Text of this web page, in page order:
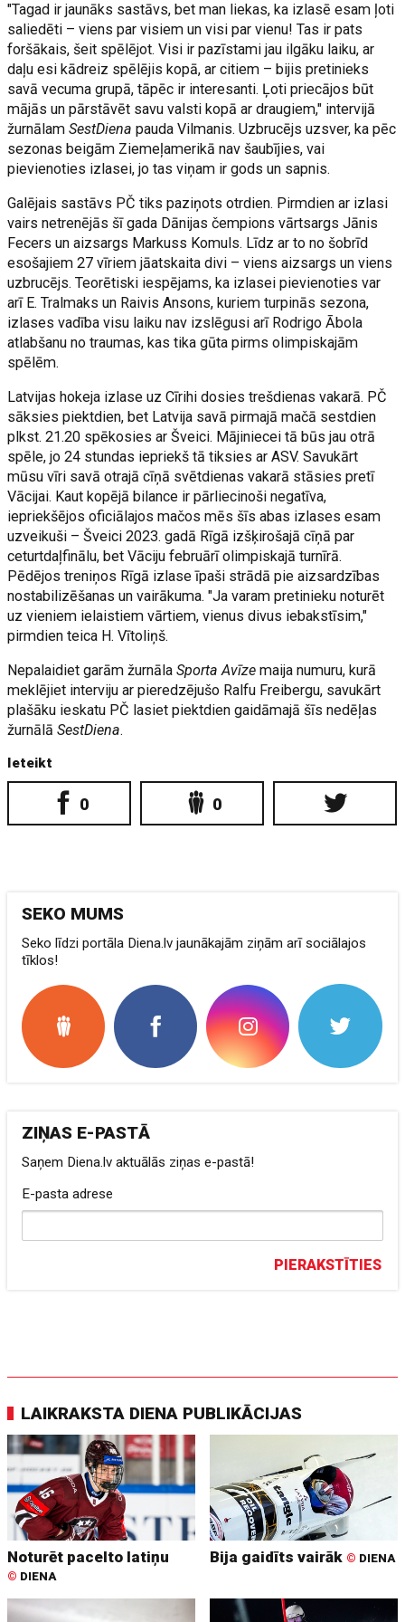
"Tagad ir jaunāks sastāvs, bet man liekas, ka izlasē esam ļoti
saliedēti – viens par visiem un visi par vienu! Tas ir pats
foršākais, šeit spēlējot. Visi ir pazīstami jau ilgāku laiku, ar
daļu esi kādreiz spēlējis kopā, ar citiem – bijis pretinieks
savā vecuma grupā, tāpēc ir interesanti. Ļoti priecājos būt
mājās un pārstāvēt savu valsti kopā ar draugiem," intervijā
žurnālamSestDienapauda Vilmanis. Uzbrucējs uzsver, ka pēc
sezonas beigām Ziemeļamerikā nav šaubījies, vai
pievienoties izlasei, jo tas viņam ir gods un sapnis.
Galējais sastāvs PČ tiks paziņots otrdien. Pirmdien ar izlasi
vairs netrenējās šī gada Dānijas čempions vārtsargs Jānis
Fecers un aizsargs Markuss Komuls. Līdz ar to no šobrīd
esošajiem 27 vīriem jāatskaita divi – viens aizsargs un viens
uzbrucējs. Teorētiski iespējams, ka izlasei pievienoties var
arī E. Tralmaks un Raivis Ansons, kuriem turpinās sezona,
izlases vadība visu laiku nav izslēgusi arī Rodrigo Ābola
atlabšanu no traumas, kas tika gūta pirms olimpiskajām
spēlēm.
Latvijas hokeja izlase uz Cīrihi dosies trešdienas vakarā. PČ
sāksies piektdien, bet Latvija savā pirmajā mačā sestdien
plkst. 21.20 spēkosies ar Šveici. Mājiniecei tā būs jau otrā
spēle, jo 24 stundas iepriekš tā tiksies ar ASV. Savukārt
mūsu vīri savā otrajā cīņā svētdienas vakarā stāsies pretī
Vācijai. Kaut kopējā bilance ir pārliecinoši negatīva,
iepriekšējos oficiālajos mačos mēs šīs abas izlases esam
uzveikuši – Šveici 2023. gadā Rīgā izšķirošajā cīņā par
ceturtdaļfinālu, bet Vāciju februārī olimpiskajā turnīrā.
Pēdējos treniņos Rīgā izlase īpaši strādā pie aizsardzības
nostabilizēšanas un vairākuma. "Ja varam pretinieku noturēt
uz vieniem ielaistiem vārtiem, vienus divus iebakstīsim,"
pirmdien teica H. Vītoliņš.
Nepalaidiet garām žurnāla Sporta Avīze maija numuru, kurā
meklējiet interviju ar pieredzējušo Ralfu Freibergu, savukārt
plašāku ieskatu PČ lasiet piektdien gaidāmajā šīs nedēļas
žurnālāSestDiena.
Ieteikt
0 0
SEKO MUMS
Seko līdzi portāla Diena.lv jaunākajām ziņām arī sociālajos
tīklos!
ZIŅAS E-PASTĀ
Saņem Diena.lv aktuālās ziņas e-pastā!
E-pasta adrese
PIERAKSTĪTIES
LAIKRAKSTA DIENA PUBLIKĀCIJAS
Noturēt pacelto latiņu
© DIENA
Bija gaidīts vairāk © DIENA